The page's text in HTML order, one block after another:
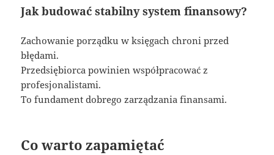
Jak budować stabilny system finansowy?
Zachowanie porządku w księgach chroni przed
błędami.
Przedsiębiorca powinien współpracować z
profesjonalistami.
To fundament dobrego zarządzania finansami.
Co warto zapamiętać